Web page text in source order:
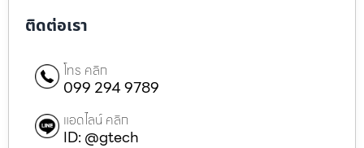
ติดต่อเรา
โทร คลิก
099 294 9789
แอดไลน์ คลิก
ID: @gtech